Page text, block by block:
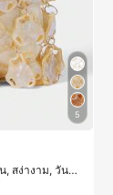
5
สง่างาม, วันหยุ